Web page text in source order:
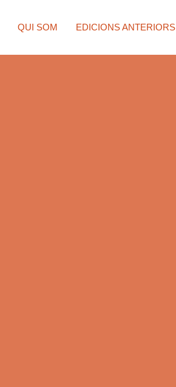
QUI SOM EDICIONS ANTERIORS